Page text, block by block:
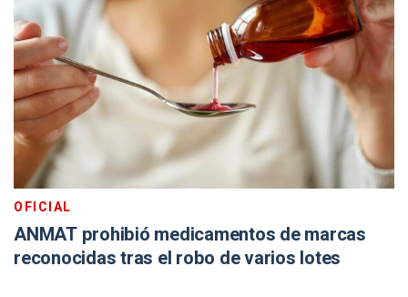
OFICIAL
ANMAT prohibió medicamentos de marcas
reconocidas tras el robo de varios lotes